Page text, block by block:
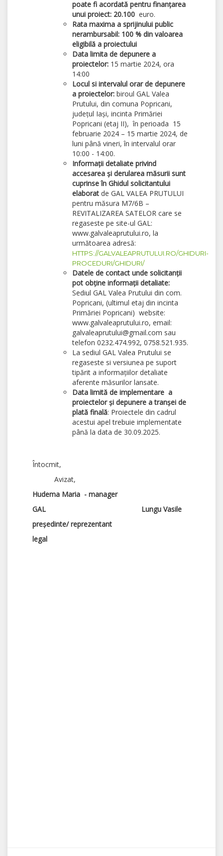
poate fi acordată pentru finanțarea
unui proiect: 20.100 euro.
Rata maxima a sprijinului public
nerambursabil: 100 % din valoarea
eligibilă a proiectului
Data limita de depunere a
proiectelor: 15 martie 2024, ora
14:00
Locul si intervalul orar de depunere
a proiectelor: biroul GAL Valea
Prutului, din comuna Popricani,
județul Iași, incinta Primăriei
Popricani (etaj II), în perioada 15
februarie 2024 – 15 martie 2024, de
luni până vineri, în intervalul orar
10:00 - 14:00.
Informații detaliate privind
accesarea și derularea măsurii sunt
cuprinse în Ghidul solicitantului
elaborat de GAL VALEA PRUTULUI
pentru măsura M7/6B –
REVITALIZAREA SATELOR care se
regaseste pe site-ul GAL:
www.galvaleaprutului.ro, la
următoarea adresă:
HTTPS://GALVALEAPRUTULUI.RO/GHIDURI-
PROCEDURI/GHIDURI/
Datele de contact unde solicitanții
pot obține informații detaliate:
Sediul GAL Valea Prutului din com.
Popricani, (ultimul etaj din incinta
Primăriei Popricani) website:
www.galvaleaprutului.ro, email:
galvaleaprutului@gmail.com sau
telefon 0232.474.992, 0758.521.935.
La sediul GAL Valea Prutului se
regaseste si versiunea pe suport
tipărit a informațiilor detaliate
aferente măsurilor lansate.
Data limită de implementare a
proiectelor și depunere a tranșei de
plată finală: Proiectele din cadrul
acestui apel trebuie implementate
până la data de 30.09.2025.
Întocmit,
Avizat,
Hudema Maria - manager
GAL Lungu Vasile
președinte/reprezentant
legal